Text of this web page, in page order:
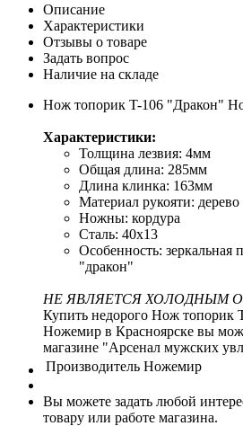
Описание
Характеристики
Отзывы о товаре
Задать вопрос
Наличие на складе
Нож топорик T-106 "Дракон"
Характеристики:
Толщина лезвия: 4мм
Общая длина: 285мм
Длина клинка: 163мм
Материал рукояти: дерево
Ножны: кордура
Сталь: 40х13
Особенность: зеркальная
"дракон"
НЕ ЯВЛЯЕТСЯ ХОЛОДНЫМ
Купить недорого Нож топорик
Ножемир в Красноярске вы
магазине "Арсенал мужских
Производитель Ножемир
Вы можете задать любой
товару или работе магазина.